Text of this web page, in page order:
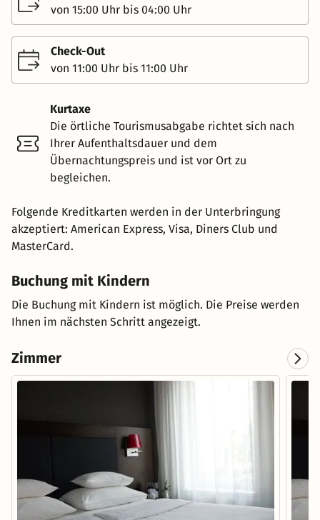
von 15:00 Uhr bis 04:00 Uhr
Check-Out
von 11:00 Uhr bis 11:00 Uhr
Kurtaxe
Die örtliche Tourismusabgabe richtet sich nach
Ihrer Aufenthaltsdauer und dem
Übernachtungspreis und ist vor Ort zu
begleichen.
Folgende Kreditkarten werden in der Unterbringung
akzeptiert: American Express, Visa, Diners Club und
MasterCard.
Buchung mit Kindern
Die Buchung mit Kindern ist möglich. Die Preise werden
Ihnen im nächsten Schritt angezeigt.
Zimmer